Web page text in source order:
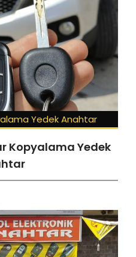
Yedek Anahtar
Kopyalama Yedek